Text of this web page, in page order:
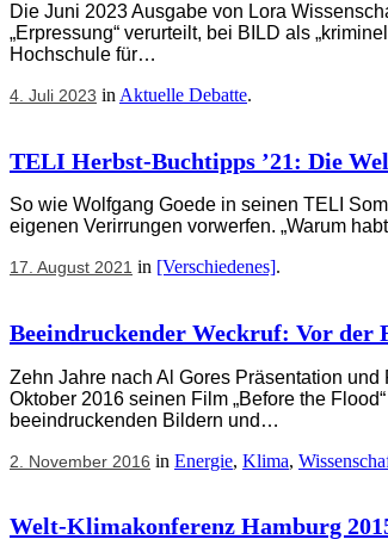
Die Juni 2023 Ausgabe von Lora
„Erpressung“ verurteilt, bei BILD als
Hochschule für…
4. Juli 2023 in Aktuelle Debatte.
TELI Herbst-Buchtipps ’21: Die
So wie Wolfgang Goede in seinen TELI
eigenen Verirrungen vorwerfen. „Warum
17. August 2021 in [Verschiedenes].
Beeindruckender Weckruf: Vor der
Zehn Jahre nach Al Gores Präsentation
Oktober 2016 seinen Film „Before the
beeindruckenden Bildern und…
2. November 2016 in Energie, Klima,
Welt-Klimakonferenz Hamburg